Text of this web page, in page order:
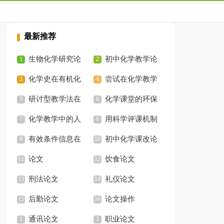
最新推荐
生物化学研究论
文
初中化学教学论
文
化学史在有机化
学教学的作用论文
尝试在化学教学
中渗透人文教育论文
研讨型教学法在
环境化学教学的运用
论文
化学课堂的环保
教育论文
化学教学中的人
文文化教育论文
用科学评课机制
促化学高效课堂论文
有效条件信息在
化学教学中的运用论
文
初中化学课改论
文
论文 饮食论文
刑法论文 礼仪论文
后勤论文 论文操作
通讯论文 职业论文